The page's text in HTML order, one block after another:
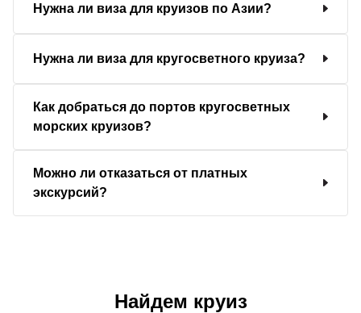
Нужна ли виза для круизов по Азии?
Нужна ли виза для кругосветного круиза?
Как добраться до портов кругосветных
морских круизов?
Можно ли отказаться от платных
экскурсий?
Найдем круиз